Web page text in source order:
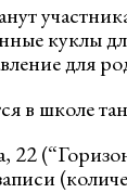
куклы
для
в школе